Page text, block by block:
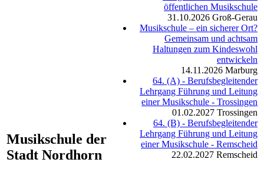
Musikschule der
Stadt Nordhorn
öffentlichen Musikschule
31.10.2026 Groß-Gerau
Musikschule – ein sicherer Ort?
Gemeinsam und achtsam
Haltungen zum Kindeswohl
entwickeln
14.11.2026 Marburg
64. (A) - Berufsbegleitender
Lehrgang Führung und Leitung
einer Musikschule - Trossingen
01.02.2027 Trossingen
64. (B) - Berufsbegleitender
Lehrgang Führung und Leitung
einer Musikschule - Remscheid
22.02.2027 Remscheid